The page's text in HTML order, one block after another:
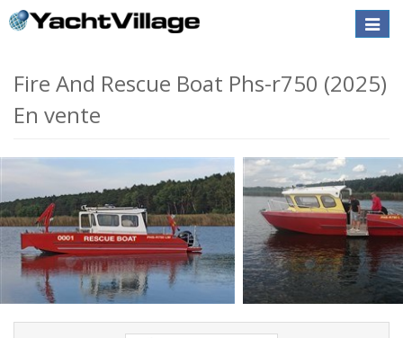
Toggle
Fire And Rescue Boat Phs-r750 (2025)
En vente